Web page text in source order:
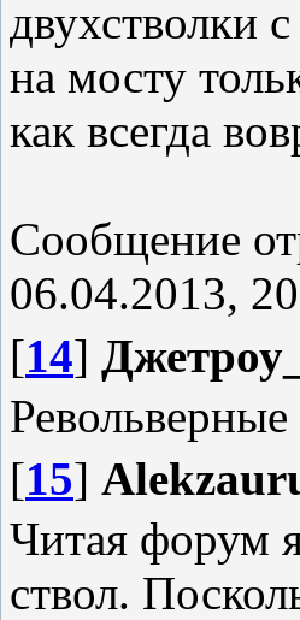
двухстволки
на мосту
как всегда
Сообщение
06.04.2013,
[14]
[15]
Читая форум
ствол.